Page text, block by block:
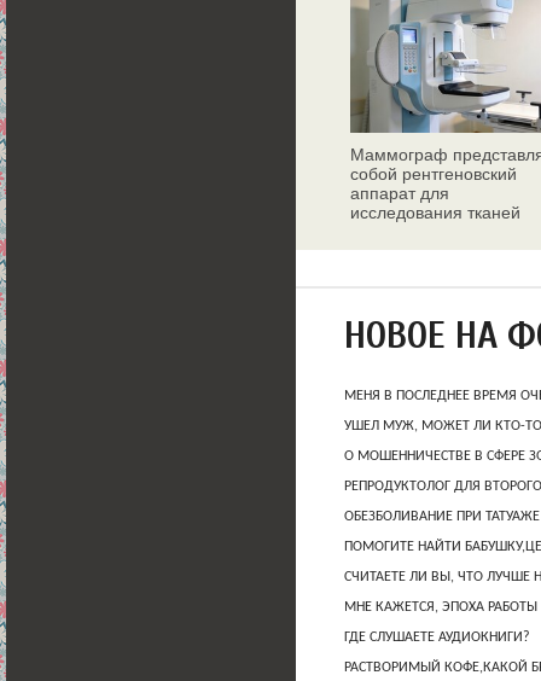
Маммограф
собой рентгеновский
аппарат для
исследования тканей
НОВОЕ НА
МЕНЯ В ПОСЛЕДНЕЕ ВРЕМЯ
УШЕЛ МУЖ, МОЖЕТ ЛИ КТО-ТО
О МОШЕННИЧЕСТВЕ В СФЕРЕ
РЕПРОДУКТОЛОГ ДЛЯ
ОБЕЗБОЛИВАНИЕ ПРИ
ПОМОГИТЕ НАЙТИ
СЧИТАЕТЕ ЛИ ВЫ, ЧТО ЛУЧШЕ
МНЕ КАЖЕТСЯ, ЭПОХА
ГДЕ СЛУШАЕТЕ АУДИОКНИГИ?
РАСТВОРИМЫЙ КОФЕ,КАКОЙ